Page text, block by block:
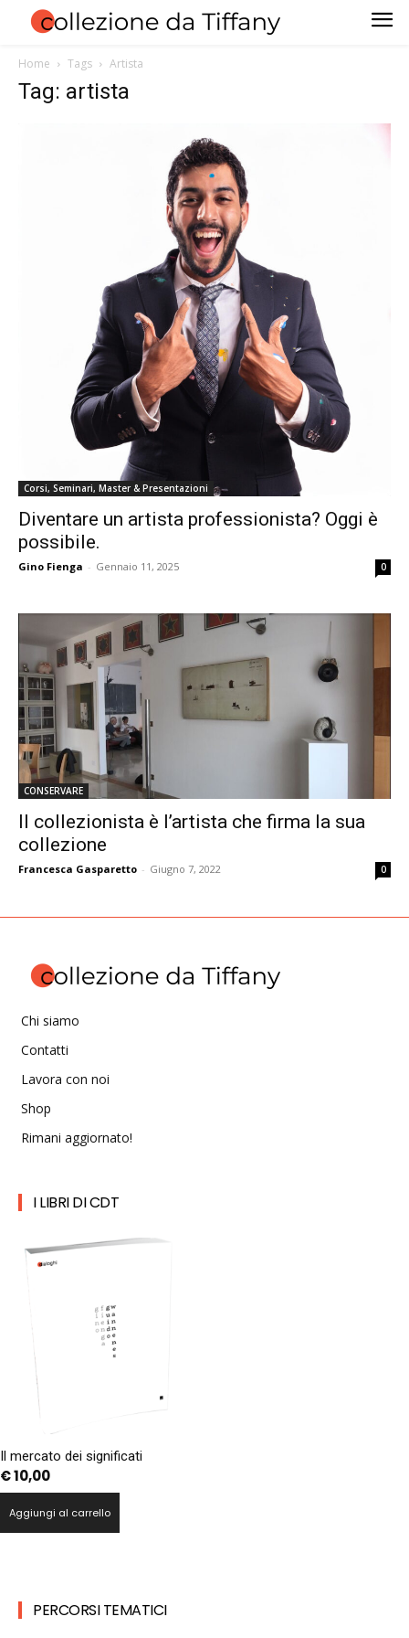
Home Tags Artista
Tag: artista
Corsi, Seminari, Master & Presentazioni
Diventare un artista professionista? Oggi è
possibile.
Gino Fienga - Gennaio 11, 2025 0
CONSERVARE
Il collezionista è l’artista che firma la sua
collezione
Francesca Gasparetto - Giugno 7, 2022 0
Chi siamo
Contatti
Lavora con noi
Shop
Rimani aggiornato!
I LIBRI DI CDT
Il mercato dei significati
€10,00
Aggiungi al carrello
PERCORSI TEMATICI